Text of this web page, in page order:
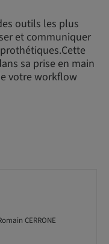
outils les plus
et communiquer
sa prise en main
votre workflow
CERRONE